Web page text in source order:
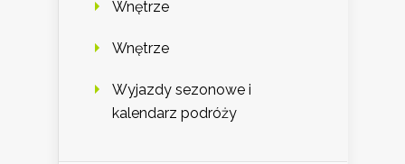
Wnętrze
Wnętrze
Wyjazdy sezonowe i
kalendarz podróży